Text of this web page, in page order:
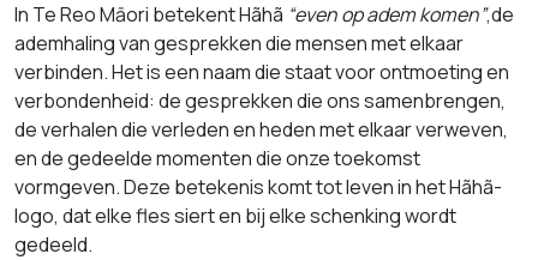
In Te Reo Māori betekent Hãhã “even op adem komen”,de
ademhaling van gesprekken die mensen met elkaar
verbinden. Het is een naam die staat voor ontmoeting en
verbondenheid: de gesprekken die ons samenbrengen,
de verhalen die verleden en heden met elkaar verweven,
en de gedeelde momenten die onze toekomst
vormgeven. Deze betekenis komt tot leven in het Hãhã-
logo, dat elke fles siert en bij elke schenking wordt
gedeeld.